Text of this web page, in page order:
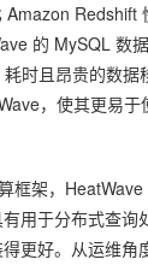
的 MySQL 数
时且昂贵的数
，使其更易于
框架，
用于分布式查
更好。从运维